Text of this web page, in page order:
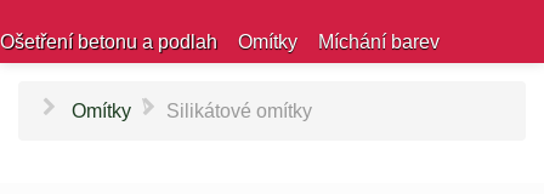
Ošetření betonu a podlah Omítky Míchání barev
Omítky \ Silikátové omítky